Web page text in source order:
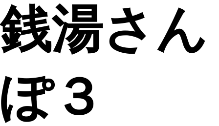
銭湯さん
ぽ３